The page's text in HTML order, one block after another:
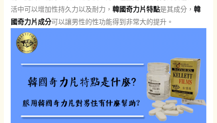
活中可以增加性持久力以及耐力， 韓國奇力片特點是其成分， 韓
國奇力片成分可以讓男性的性功能得到非常大的提升。